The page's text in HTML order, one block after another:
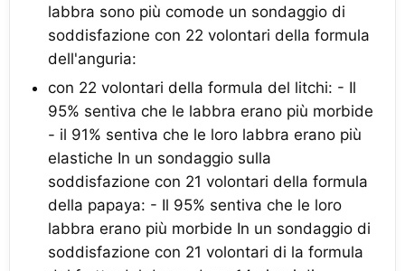
labbra sono più comode un sondaggio di
soddisfazione con 22 volontari della formula
dell'anguria:
con 22 volontari della formula del litchi: - Il
95% sentiva che le labbra erano più morbide
- il 91% sentiva che le loro labbra erano più
elastiche In un sondaggio sulla
soddisfazione con 21 volontari della formula
della papaya: - Il 95% sentiva che le loro
labbra erano più morbide In un sondaggio di
soddisfazione con 21 volontari di la formula